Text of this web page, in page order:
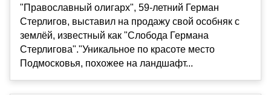
"Православный олигарх", 59-летний Герман
Стерлигов, выставил на продажу свой особняк с
землёй, известный как "Слобода Германа
Стерлигова"."Уникальное по красоте место
Подмосковья, похожее на ландшафт...